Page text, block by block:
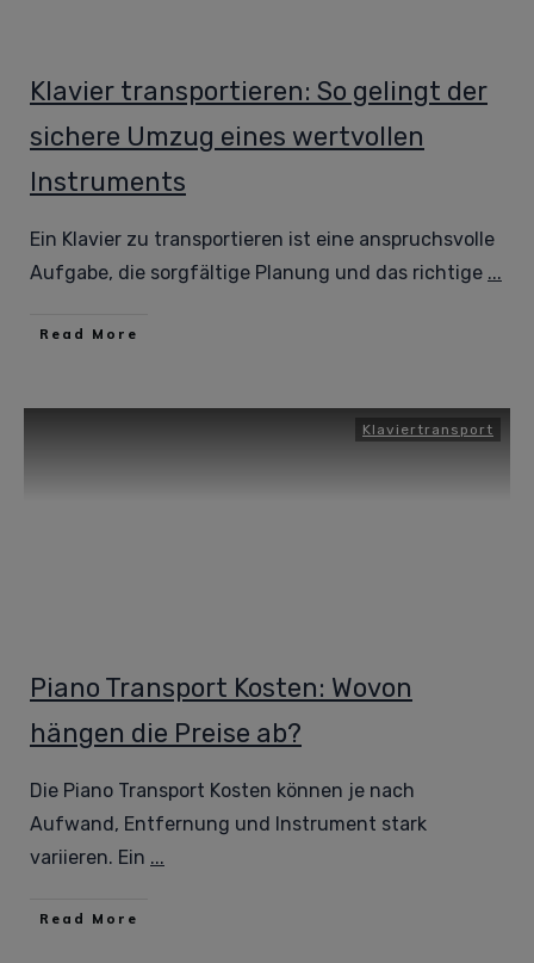
Klavier transportieren: So gelingt der
sichere Umzug eines wertvollen
Instruments
Ein Klavier zu transportieren ist eine anspruchsvolle
Aufgabe, die sorgfältige Planung und das richtige ...
Read More
Klaviertransport
Piano Transport Kosten: Wovon
hängen die Preise ab?
Die Piano Transport Kosten können je nach
Aufwand, Entfernung und Instrument stark
variieren. Ein ...
Read More